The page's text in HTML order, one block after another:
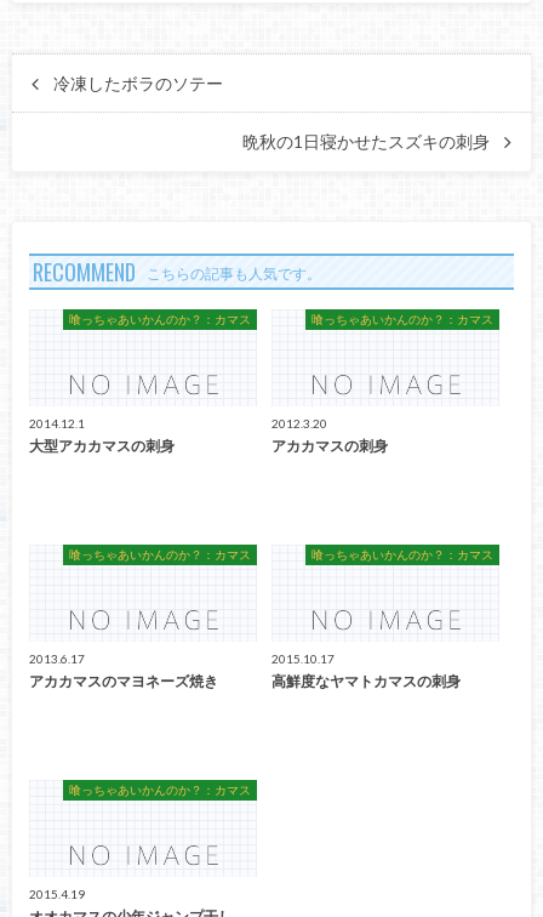
冷凍したボラのソテー
晩秋の1日寝かせたスズキの刺身
RECOMMEND こちらの記事も人気です。
喰っちゃあいかんのか？：カマス
2014.12.1
大型アカカマスの刺身
喰っちゃあいかんのか？：カマス
2012.3.20
アカカマスの刺身
喰っちゃあいかんのか？：カマス
2013.6.17
アカカマスのマヨネーズ焼き
喰っちゃあいかんのか？：カマス
2015.10.17
高鮮度なヤマトカマスの刺身
喰っちゃあいかんのか？：カマス
2015.4.19